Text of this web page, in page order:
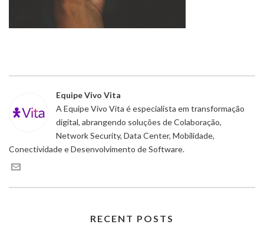
Equipe Vivo Vita
A Equipe Vivo Vita é especialista em transformação
digital, abrangendo soluções de Colaboração,
Network Security, Data Center, Mobilidade,
Conectividade e Desenvolvimento de Software.
RECENT POSTS